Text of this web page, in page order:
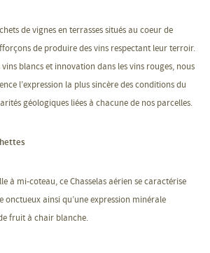
de vignes en terrasses situés au coeur de
de produire des vins respectant leur terroir.
blancs et innovation dans les vins rouges, nous
l’expression la plus sincère des conditions du
géologiques liées à chacune de nos parcelles.
à mi-coteau, ce Chasselas aérien se caractérise
onctueux ainsi qu’une expression minérale
fruit à chair blanche.